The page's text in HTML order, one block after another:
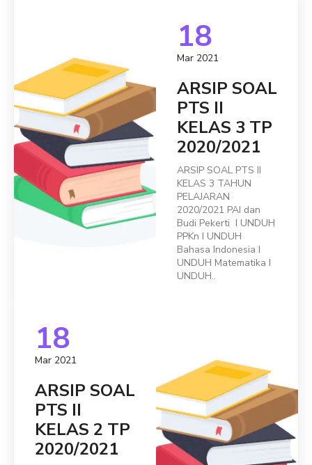
18
Mar 2021
ARSIP SOAL
PTS II
KELAS 3 TP
2020/2021
ARSIP SOAL PTS II
KELAS 3 TAHUN
PELAJARAN
2020/2021 PAI dan
Budi Pekerti I UNDUH
PPKn I UNDUH
Bahasa Indonesia I
UNDUH Matematika I
UNDUH..
18
Mar 2021
ARSIP SOAL
PTS II
KELAS 2 TP
2020/2021